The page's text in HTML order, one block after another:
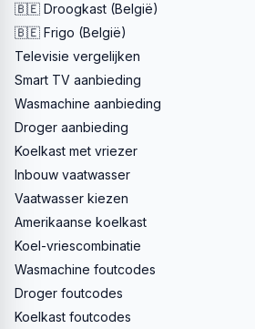
🇧🇪 Droogkast (België)
🇧🇪 Frigo (België)
Televisie vergelijken
Smart TV aanbieding
Wasmachine aanbieding
Droger aanbieding
Koelkast met vriezer
Inbouw vaatwasser
Vaatwasser kiezen
Amerikaanse koelkast
Koel-vriescombinatie
Wasmachine foutcodes
Droger foutcodes
Koelkast foutcodes